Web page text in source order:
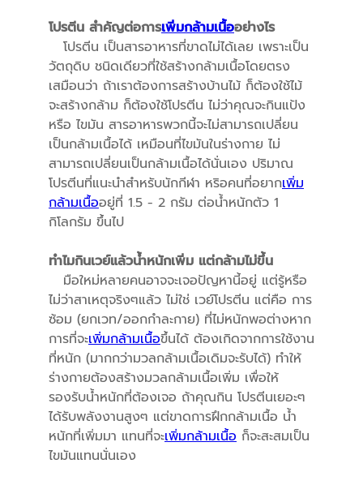
โปรตีน สำคัญต่อการเพิ่มกล้ามเนื้ออย่างไร
โปรตีน เป็นสารอาหารที่ขาดไม่ได้เลย เพราะเป็น
วัตถุดิบ ชนิดเดียวที่ใช้สร้างกล้ามเนื้อโดยตรง
เสมือนว่า ถ้าเราต้องการสร้างบ้านไม้ ก็ต้องใช้ไม้
จะสร้างกล้าม ก็ต้องใช้โปรตีน ไม่ว่าคุณจะกินแป้ง
หรือ ไขมัน สารอาหารพวกนี้จะไม่สามารถเปลี่ยน
เป็นกล้ามเนื้อได้ เหมือนที่ไขมันในร่างกาย ไม่
สามารถเปลี่ยนเป็นกล้ามเนื้อได้นั่นเอง ปริมาณ
โปรตีนที่แนะนำสำหรับนักกีฬา หริอคนที่อยากเพิ่ม
กล้ามเนื้ออยู่ที่ 1.5 - 2 กรัม ต่อน้ำหนักตัว 1
กิโลกรัม ขึ้นไป
ทำไมกินเวย์แล้วน้ำหนักเพิ่ม แต่กล้ามไม่ขึ้น
มือใหม่หลายคนอาจจะเจอปัญหานี้อยู่ แต่รู้หรือ
ไม่ว่าสาเหตุจริงๆแล้ว ไม่ใช่ เวย์โปรตีน แต่คือ การ
ซ้อม (ยกเวท/ออกกำละกาย) ที่ไม่หนักพอต่างหาก
การที่จะเพิ่มกล้ามเนื้อขึ้นได้ ต้องเกิดจากการใช้งาน
ที่หนัก (มากกว่ามวลกล้ามเนื้อเดิมจะรับได้) ทำให้
ร่างกายต้องสร้างมวลกล้ามเนื้อเพิ่ม เพื่อให้
รองรับน้ำหนักที่ต้องเจอ ถ้าคุณกิน โปรตีนเยอะๆ
ได้รับพลังงานสูงๆ แต่ขาดการฝึกกล้ามเนื้อ น้ำ
หนักที่เพิ่มมา แทนที่จะเพิ่มกล้ามเนื้อ ก็จะสะสมเป็น
ไขมันแทนนั่นเอง